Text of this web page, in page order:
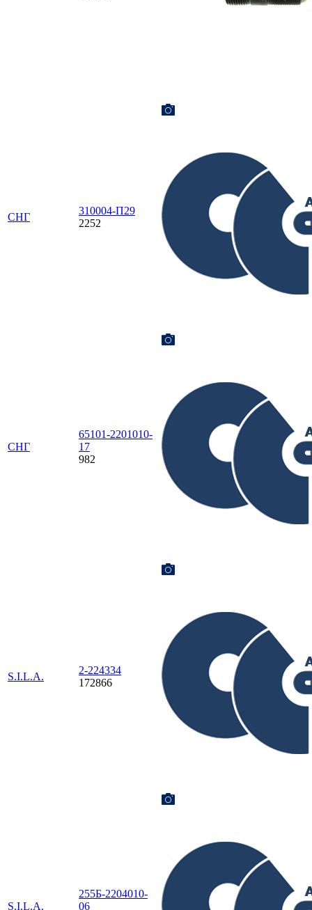
СНГ
310004-П29
2252
СНГ
65101-2201010-
17
982
S.I.L.A.
2-224334
172866
S.I.L.A.
255Б-2204010-
06